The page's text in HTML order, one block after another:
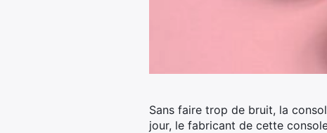
Sans faire trop de bruit, la
jour, le fabricant de cette